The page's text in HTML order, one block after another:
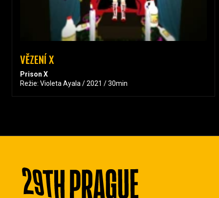
VĚZENÍ X
Prison X
Režie: Violeta Ayala / 2021 / 30min